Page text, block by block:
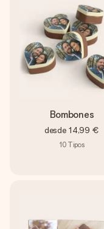
Bombones
desde 14,99 €
10 Tipos